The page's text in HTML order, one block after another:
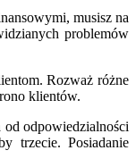
musisz na
problemów
Rozważ różne
klientów.
odpowiedzialności
trzecie. Posiadanie